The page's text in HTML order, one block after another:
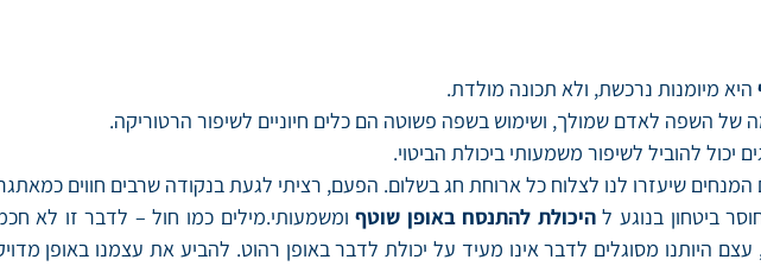
היא מיומנות נרכשת, ולא תכונה מולדת.
השפה לאדם שמולך, ושימוש בשפה פשוטה הם כלים חיוניים לשיפור הרטוריקה.
יכול להוביל לשיפור משמעותי ביכולת הביטוי.
המנחים שיעזרו לנו לצלוח כל ארוחת חג בשלום. הפעם, רציתי לגעת בנקודה שרבים חווים
ביטחון בנוגע להיכולת להתנסח באופן שוטףומשמעותי.מילים כמו חול – לדבר זו לא
היותנו מסוגלים לדבר אינו מעיד על יכולת לדבר באופן רהוט. להביע את עצמנו באופן